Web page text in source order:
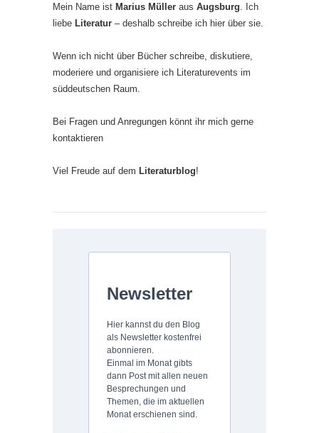
Mein Name ist Marius Müller aus Augsburg . Ich
liebe Literatur – deshalb schreibe ich hier über sie.
Wenn ich nicht über Bücher schreibe, diskutiere,
moderiere und organisiere ich Literaturevents im
süddeutschen Raum.
Bei Fragen und Anregungen könnt ihr mich gerne
kontaktieren
Viel Freude auf dem Literaturblog!
Newsletter
Hier kannst du den Blog
als Newsletter kostenfrei
abonnieren.
Einmal im Monat gibts
dann Post mit allen neuen
Besprechungen und
Themen, die im aktuellen
Monat erschienen sind.